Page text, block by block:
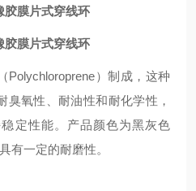
膜片式穿线环
膜片式穿线环
Polychloroprene）制成，这种
臭氧性、耐油性和耐化学性，
定性能。产品颜色为黑灰色
有一定的耐磨性。